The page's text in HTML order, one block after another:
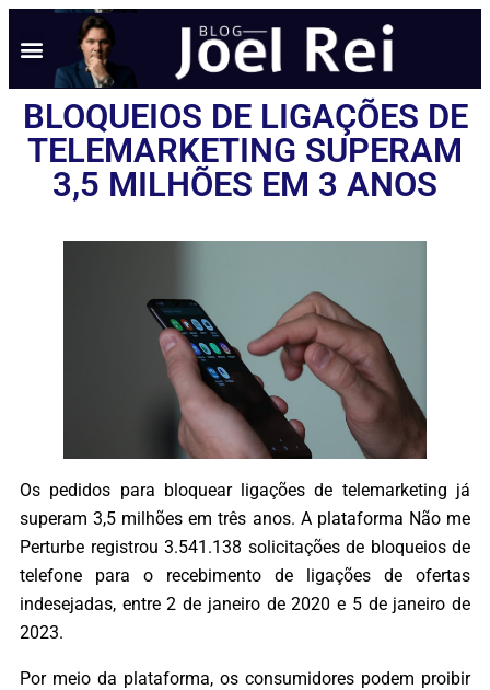
BLOQUEIOS DE LIGAÇÕES DE
TELEMARKETING SUPERAM
3,5 MILHÕES EM 3 ANOS
Os pedidos para bloquear ligações de telemarketing já
superam 3,5 milhões em três anos. A plataforma Não me
Perturbe registrou 3.541.138 solicitações de bloqueios de
telefone para o recebimento de ligações de ofertas
indesejadas, entre 2 de janeiro de 2020 e 5 de janeiro de
2023.
Por meio da plataforma, os consumidores podem proibir